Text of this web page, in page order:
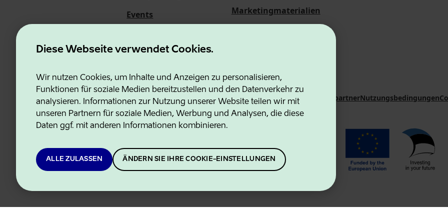
Diese Webseite verwendet Cookies.
Wir nutzen Cookies, um Inhalte und Anzeigen zu personalisieren,
Funktionen für soziale Medien bereitzustellen und den Datenverkehr zu
analysieren. Informationen zur Nutzung unserer Website teilen wir mit
unseren Partnern für soziale Medien, Werbung und Analysen, die diese
Daten ggf. mit anderen Informationen kombinieren.
ALLE ZULASSEN ÄNDERN SIE IHRE COOKIE-EINSTELLUNGEN
Events
Marketingmaterialien
Estonian Business and Innovation AgencyKontakte KooperationspartnerNutzungsbedingungen